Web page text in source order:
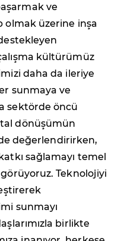
ve
üzerine inşa
kültürümüz
daha da ileriye
sunmaya ve
sektörde öncü
dönüşümün
değerlendirirken,
sağlamayı temel
Teknolojiyi
sunmayı
birlikte